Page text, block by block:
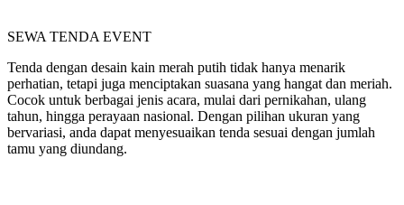
SEWA TENDA EVENT
Tenda dengan desain kain merah putih tidak hanya menarik
perhatian, tetapi juga menciptakan suasana yang hangat dan meriah.
Cocok untuk berbagai jenis acara, mulai dari pernikahan, ulang
tahun, hingga perayaan nasional. Dengan pilihan ukuran yang
bervariasi, anda dapat menyesuaikan tenda sesuai dengan jumlah
tamu yang diundang.